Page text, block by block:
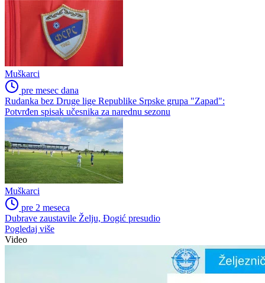
Muškarci
pre mesec dana
Rudanka bez Druge lige Republike Srpske grupa "Zapad":
Potvrđen spisak učesnika za narednu sezonu
Muškarci
pre 2 meseca
Dubrave zaustavile Želju, Đogić presudio
Pogledaj više
Video